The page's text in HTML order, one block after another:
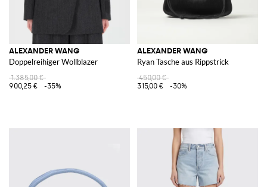
ALEXANDER WANG
Doppelreihiger Wollblazer
1.385,00 €
900,25 €
-35%
ALEXANDER WANG
Ryan Tasche aus Rippstrick
450,00 €
315,00 €
-30%